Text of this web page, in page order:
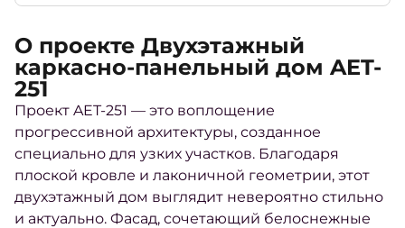
О проекте Двухэтажный
каркасно-панельный дом AET-
251
Проект AET-251 — это воплощение
прогрессивной архитектуры, созданное
специально для узких участков. Благодаря
плоской кровле и лаконичной геометрии, этот
двухэтажный дом выглядит невероятно стильно
и актуально. Фасад, сочетающий белоснежные